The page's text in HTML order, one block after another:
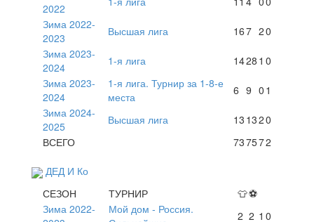
2022
Зима 2022-
2023
Высшая лига 167 20
Зима 2023-
2024
1-я лига 1428 1 0
Зима 2023-
2024
1-я лига. Турнир за 1-8-е
места
6 9 0 1
Зима 2024-
2025
Высшая лига 13 1320
ВСЕГО
737572
ДЕД И Ко
СЕЗОН
ТУРНИР 👕⚽
Зима 2022-
Мой дом - Россия.
2 2 1 0